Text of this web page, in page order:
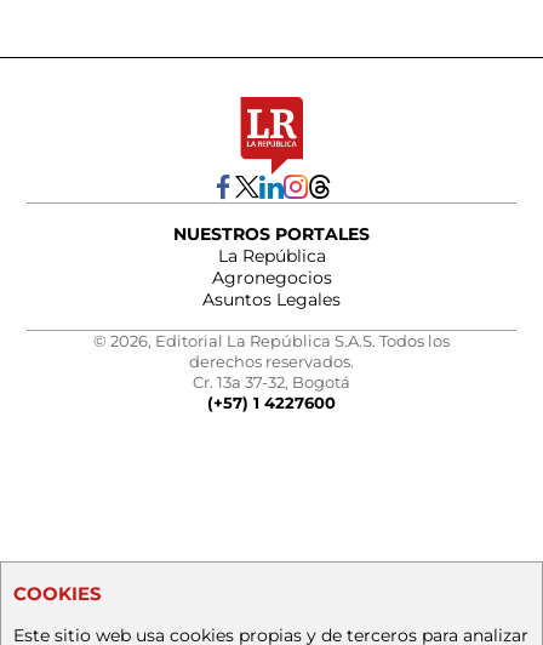
NUESTROS PORTALES
La República
Agronegocios
Asuntos Legales
© 2026, Editorial La República S.A.S. Todos los
derechos reservados.
Cr. 13a 37-32, Bogotá
(+57) 1 4227600
COOKIES
Este sitio web usa cookies propias y de terceros para analizar